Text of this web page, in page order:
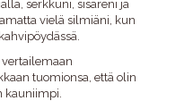
serkkuni, sisareni ja
vielä silmiäni, kun
tuomionsa, että olin
kauniimpi.